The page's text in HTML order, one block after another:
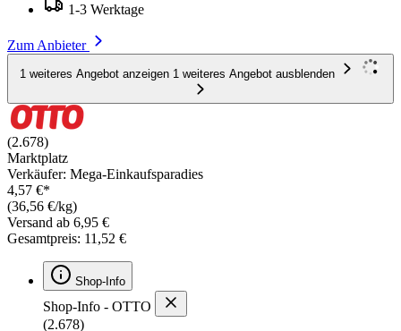
1-3 Werktage
Zum Anbieter
1 weiteres Angebot anzeigen 1 weiteres Angebot ausblenden
(2.678)
Marktplatz
Verkäufer: Mega-Einkaufsparadies
4,57 €*
(36,56 €/kg)
Versand ab 6,95 €
Gesamtpreis: 11,52 €
Shop-Info
Shop-Info - OTTO
(2.678)